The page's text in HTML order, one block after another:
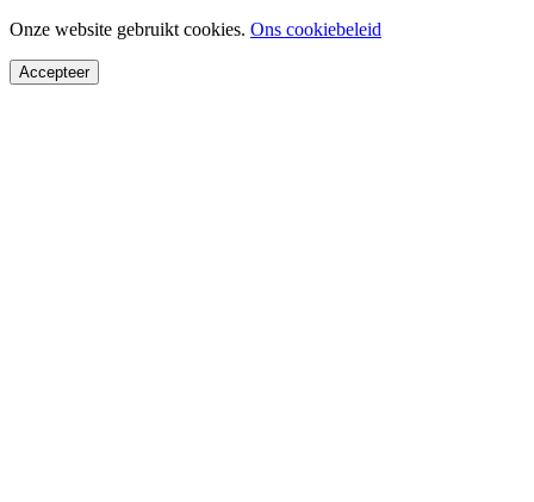
Onze website gebruikt cookies. Ons cookiebeleid
Accepteer